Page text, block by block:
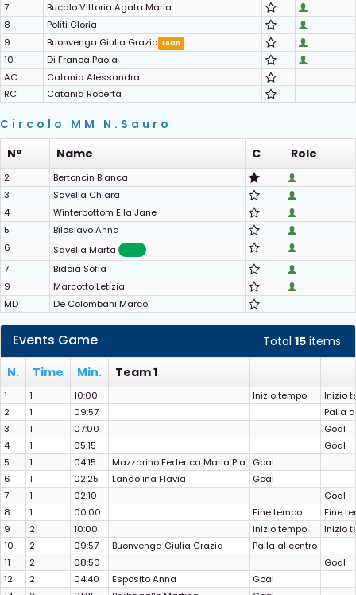
7
Bucalo Vittoria Agata Maria
8
Politi Gloria
9
Buonvenga Giulia Grazia Loan
10
Di Franca Paola
AC
Catania Alessandra
RC
Catania Roberta
Circolo MM N.Sauro
N°
Name C Role
2
Bertoncin Bianca
3
Savella Chiara
4
Winterbottom Ella Jane
5
Biloslavo Anna
6
Savella Marta
7
Bidoia Sofia
9
Marcotto Letizia
MD
De Colombani Marco
Total 15 items.
Events Game
N. Time Min. Team 1
1 1 10:00 Inizio tempo
Inizio
2
1 09:57
Palla
3
1 07:00
Goal
4
1 05:15
Goal
5
1 04:15 Mazzarino Federica Maria Pia
Goal
6
1 02:25 Landolina Flavia
Goal
7
1 02:10
Goal
8
1 00:00 Fine tempo
Fine
9
2 10:00 Inizio tempo
Inizio
10
2 09:57 Buonvenga Giulia Grazia
Palla al centro
11
2 08:50
Goal
12
2 04:40 Esposito Anna
Goal